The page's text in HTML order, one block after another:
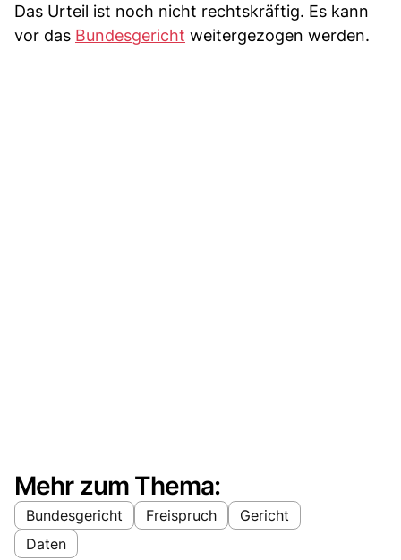
Das Urteil ist noch nicht rechtskräftig. Es kann
vor das Bundesgericht weitergezogen werden.
Mehr zum Thema:
Bundesgericht Freispruch
Gericht
Daten